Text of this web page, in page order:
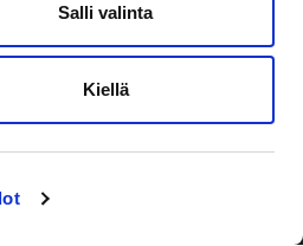
Salli valinta
Kiellä
UUTISKIRJE